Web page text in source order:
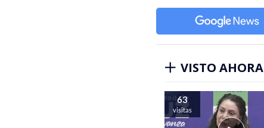
VISTO AHORA
63
visitas